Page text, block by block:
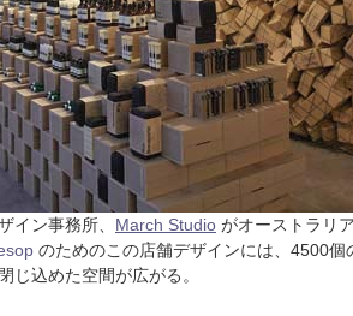
イン事務所、 March Studio がオーストラリ
のためのこの店舗デザインには、4500個
じ込めた空間が広がる。